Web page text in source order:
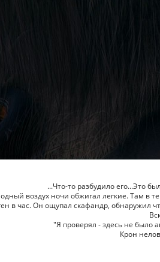
...Что-то разбудило его...Это
воздух ночи обжигал легкие. Там в
в час. Он ощупал скафандр, обнаружил
"Я проверял - здесь не было
Крон